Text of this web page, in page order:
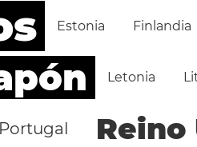
Estonia Finlandia
Letonia
Portugal Reino